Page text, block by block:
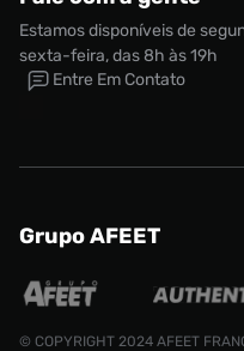
Estamos disponíveis de
sexta-feira, das 8h às 19h
Entre Em Contato
Grupo AFEET
© COPYRIGHT 2024 AFEET